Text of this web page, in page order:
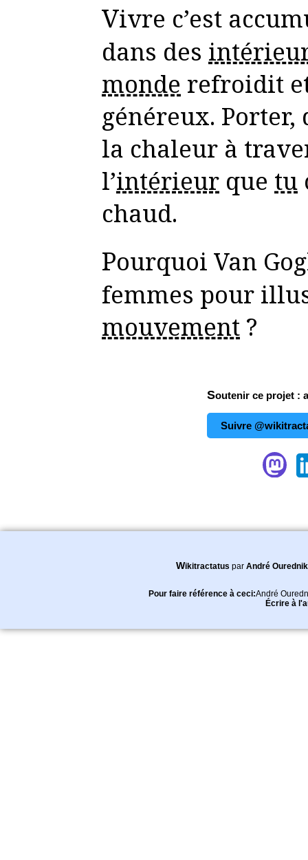
Vivre c’est accumuler la chaleur
dans des
monde refroidit
généreux.
la chaleur à
l’intérieur que tu
chaud.
Pourquoi Van Gogh a-t-il choisi des
femmes pour
mouvement ?
Soutenir ce projet :
Suivre
Wikitractatus par André Ourednik
Pour faire référence à ceci:André
Écrire à